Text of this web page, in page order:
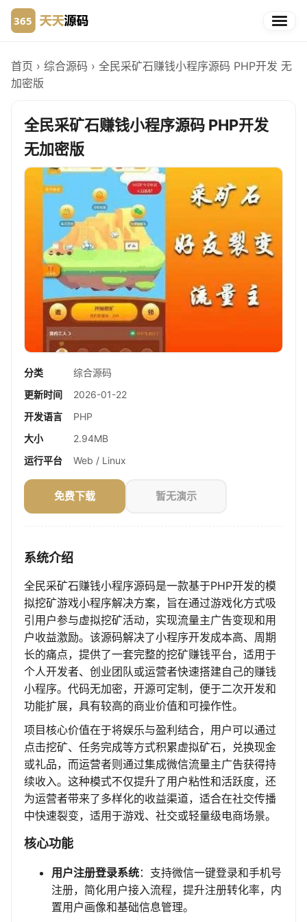
首页 › 综合源码 › 全民采矿石赚钱小程序源码 PHP开发 无
加密版
全民采矿石赚钱小程序源码 PHP开发
无加密版
分类
综合源码
更新时间
2026-01-22
开发语言
PHP
大小
2.94MB
运行平台
Web / Linux
免费下载 暂无演示
系统介绍
全民采矿石赚钱小程序源码是一款基于PHP开发的模
拟挖矿游戏小程序解决方案，旨在通过游戏化方式吸
引用户参与虚拟挖矿活动，实现流量主广告变现和用
户收益激励。该源码解决了小程序开发成本高、周期
长的痛点，提供了一套完整的挖矿赚钱平台，适用于
个人开发者、创业团队或运营者快速搭建自己的赚钱
小程序。代码无加密，开源可定制，便于二次开发和
功能扩展，具有较高的商业价值和可操作性。
项目核心价值在于将娱乐与盈利结合，用户可以通过
点击挖矿、任务完成等方式积累虚拟矿石，兑换现金
或礼品，而运营者则通过集成微信流量主广告获得持
续收入。这种模式不仅提升了用户粘性和活跃度，还
为运营者带来了多样化的收益渠道，适合在社交传播
中快速裂变，适用于游戏、社交或轻量级电商场景。
核心功能
用户注册登录系统：支持微信一键登录和手机号
注册，简化用户接入流程，提升注册转化率，内
置用户画像和基础信息管理。